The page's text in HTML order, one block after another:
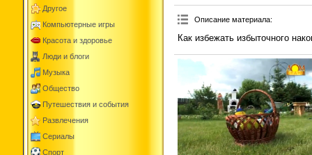
Другое
Компьютерные игры
Красота и здоровье
Люди и блоги
Музыка
Общество
Путешествия и события
Развлечения
Сериалы
Спорт
Описание материала:
Как избежать избыточного